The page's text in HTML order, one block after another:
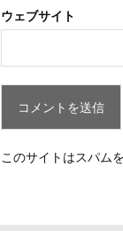
ウェブサイト
このサイトはスパム